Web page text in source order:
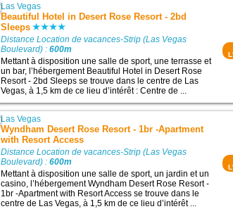
Las Vegas
Beautiful Hotel in Desert Rose Resort - 2bd
Sleeps
Distance Location de vacances-Strip (Las Vegas
Boulevard) :600m
Mettant à disposition une salle de sport, une terrasse et
un bar, l’hébergement Beautiful Hotel in Desert Rose
Resort - 2bd Sleeps se trouve dans le centre de Las
Vegas, à 1,5 km de ce lieu d’intérêt : Centre de ...
Las Vegas
Wyndham Desert Rose Resort - 1br -Apartment
with Resort Access
Distance Location de vacances-Strip (Las Vegas
Boulevard) :600m
Mettant à disposition une salle de sport, un jardin et un
casino, l’hébergement Wyndham Desert Rose Resort -
1br -Apartment with Resort Access se trouve dans le
centre de Las Vegas, à 1,5 km de ce lieu d’intérêt ...